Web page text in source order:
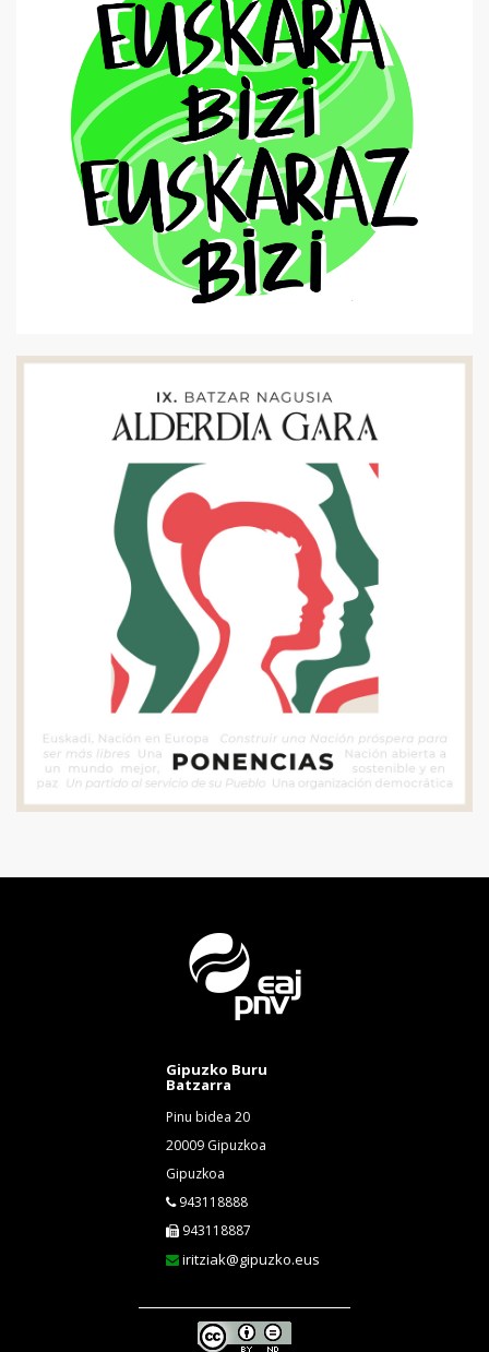
Gipuzko Buru
Batzarra
Pinu bidea 20
20009 Gipuzkoa
Gipuzkoa
943118888
943118887
iritziak@gipuzko.eus